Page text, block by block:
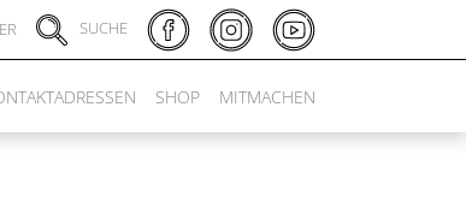
SUCHE
SHOP MITMACHEN